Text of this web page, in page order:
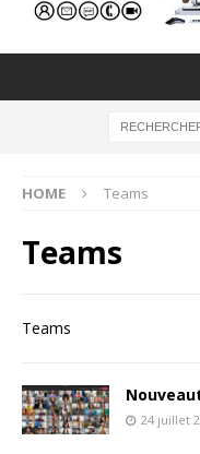
HOME Teams
Teams
Teams
24 juillet